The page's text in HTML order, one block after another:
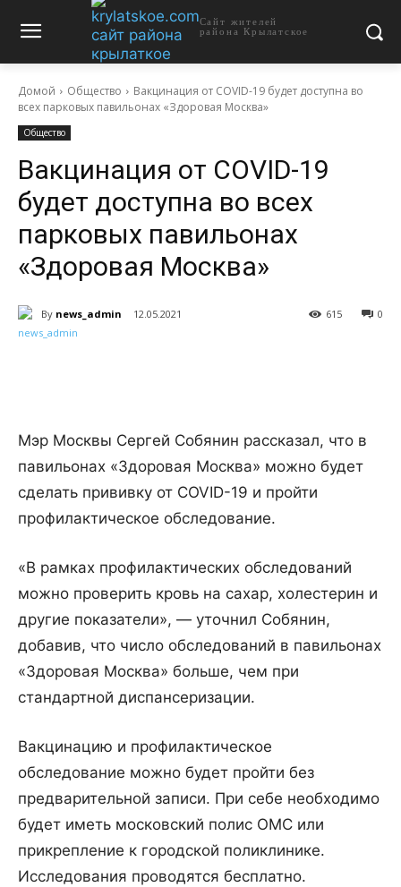
Сайт жителей
района Крылатское
Домой Общество
Вакцинация от COVID-19 будет доступна во
всех парковых павильонах «Здоровая Москва»
Общество
Вакцинация от COVID-19
будет доступна во всех
парковых павильонах
«Здоровая Москва»
By news_admin 12.05.2021 0
615
Мэр Москвы Сергей Собянин рассказал, что в
павильонах «Здоровая Москва» можно будет
сделать прививку от COVID-19 и пройти
профилактическое обследование.
«В рамках профилактических обследований
можно проверить кровь на сахар, холестерин и
другие показатели», — уточнил Собянин,
добавив, что число обследований в павильонах
«Здоровая Москва» больше, чем при
стандартной диспансеризации.
Вакцинацию и профилактическое
обследование можно будет пройти без
предварительной записи. При себе необходимо
будет иметь московский полис ОМС или
прикрепление к городской поликлинике.
Исследования проводятся бесплатно.